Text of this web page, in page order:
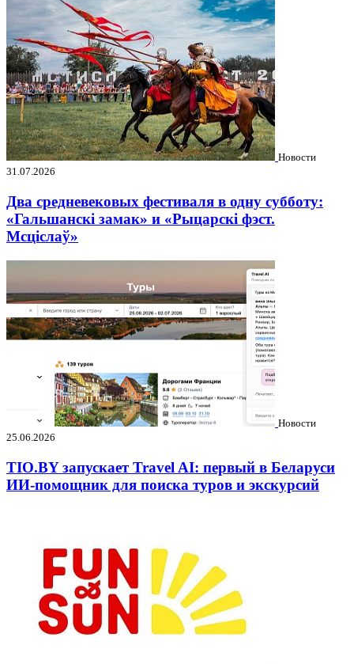
Новости
31.07.2026
Два средневековых фестиваля в одну субботу:
«Гальшанскі замак» и «Рыцарскі фэст.
Мсціслаў»
Новости
25.06.2026
TIO.BY запускает Travel AI: первый в Беларуси
ИИ-помощник для поиска туров и экскурсий